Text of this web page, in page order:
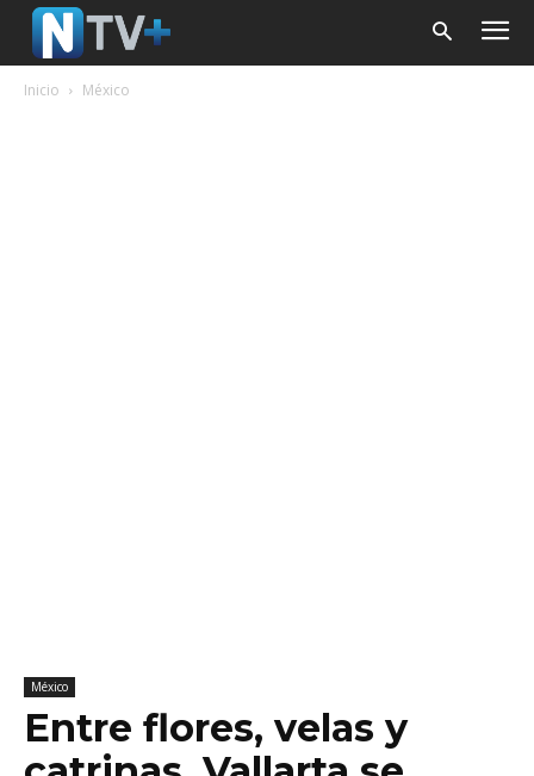
Inicio México
México
Entre flores, velas y